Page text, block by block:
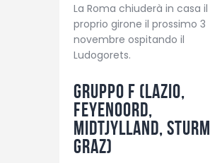
La Roma chiuderà in casa il
proprio girone il prossimo 3
novembre ospitando il
Ludogorets.
Gruppo F (Lazio,
Feyenoord,
Midtjylland, Sturm
Graz)